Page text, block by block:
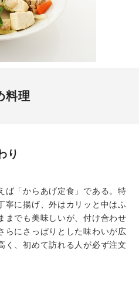
料理
り
ば「からあげ定食」である。特
寧に揚げ、外はカリッと中はふ
までも美味しいが、付け合わせ
らにさっぱりとした味わいが広
く、初めて訪れる人が必ず注文